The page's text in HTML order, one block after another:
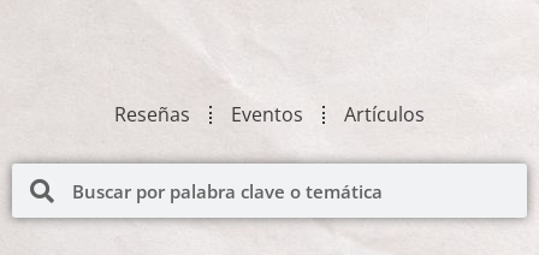
Reseñas Eventos Artículos